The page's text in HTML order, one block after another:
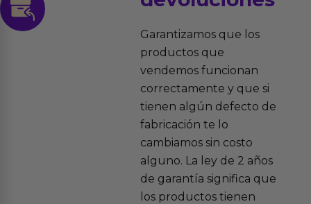
Garantizamos que los
productos que
vendemos funcionan
correctamente y que si
tienen algún defecto de
fabricación te lo
cambiamos sin costo
alguno. La ley de 2 años
de garantía significa que
los productos tienen